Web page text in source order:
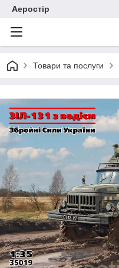
Аеростір
Товари та послуги